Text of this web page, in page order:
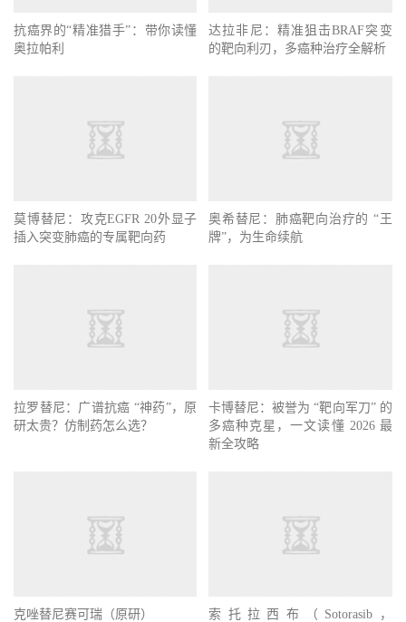
抗癌界的“精准猎手”：带你读懂
奥拉帕利
达拉非尼：精准狙击BRAF突变
的靶向利刃，多癌种治疗全解析
莫博替尼：攻克EGFR 20外显子
插入突变肺癌的专属靶向药
奥希替尼：肺癌靶向治疗的 “王
牌”，为生命续航
拉罗替尼：广谱抗癌 “神药”，原
研太贵？仿制药怎么选？
卡博替尼：被誉为 “靶向军刀” 的
多癌种克星，一文读懂 2026 最
新全攻略
克唑替尼赛可瑞（原研）
索托拉西布（Sotorasib，